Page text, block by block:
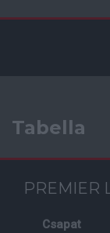
Tabella
PREMIER
Csapat